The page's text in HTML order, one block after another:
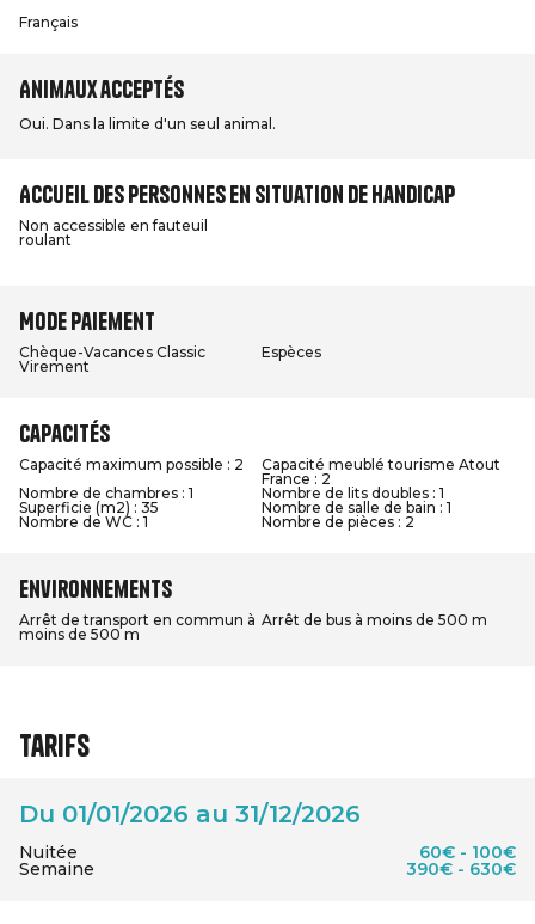
Français
Animaux acceptés
Oui. Dans la limite d'un seul animal.
Accueil des personnes en situation de handicap
Non accessible en fauteuil
roulant
Mode paiement
Chèque-Vacances Classic
Espèces
Virement
Capacités
Capacité maximum possible : 2
Capacité meublé tourisme Atout
France : 2
Nombre de chambres : 1
Nombre de lits doubles : 1
Superficie (m2) : 35
Nombre de salle de bain : 1
Nombre de WC : 1
Nombre de pièces : 2
Environnements
Arrêt de transport en commun à
moins de 500 m
Arrêt de bus à moins de 500 m
Tarifs
Du 01/01/2026 au 31/12/2026
Nuitée 60€ - 100€
Semaine 390€ - 630€